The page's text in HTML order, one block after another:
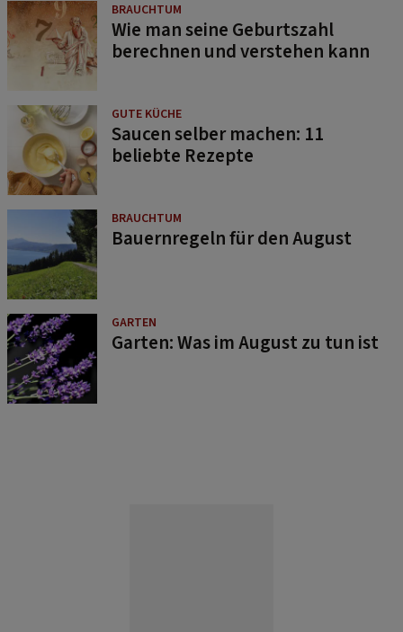
BRAUCHTUM
Wie man seine Geburtszahl
berechnen und verstehen kann
GUTE KÜCHE
Saucen selber machen: 11
beliebte Rezepte
BRAUCHTUM
Bauernregeln für den August
GARTEN
Garten: Was im August zu tun ist